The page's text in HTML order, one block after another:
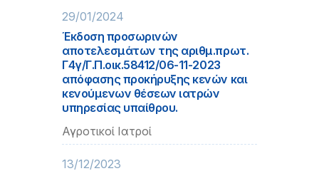
29/01/2024
Έκδοση προσωρινών
αποτελεσμάτων της αριθμ.πρωτ.
Γ4γ/Γ.Π.οικ.58412/06-11-2023
απόφασης προκήρυξης κενών και
κενούμενων θέσεων ιατρών
υπηρεσίας υπαίθρου.
Αγροτικοί Ιατροί
13/12/2023